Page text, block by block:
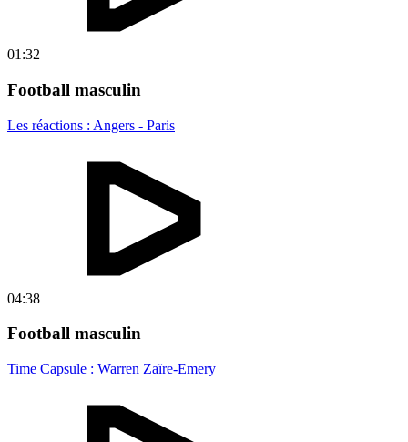
01:32
Football masculin
Les réactions : Angers - Paris
04:38
Football masculin
Time Capsule : Warren Zaïre-Emery